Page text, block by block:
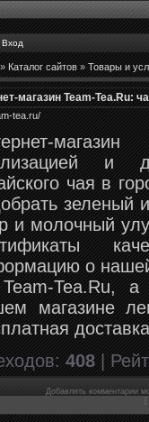
Вход
Каталог сайтов»Товары и
магазин Team-Tea.Ru:
tea.ru/
и
чая в
зеленый
и молочный
о
Tea.Ru, а
магазине
:408|
Добавлять комментарии